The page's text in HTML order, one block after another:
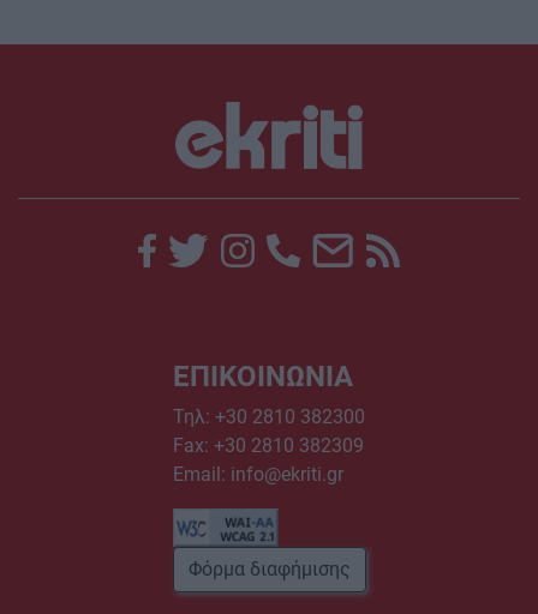
ΕΠΙΚΟΙΝΩΝΙΑ
Τηλ: +30 2810 382300
Fax: +30 2810 382309
Email: info@ekriti.gr
Φόρμα διαφήμισης